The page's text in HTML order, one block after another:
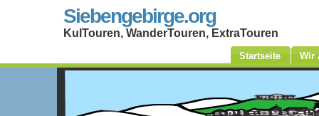
Siebengebirge.org
KulTouren, WanderTouren, ExtraTouren
Startseite Wir